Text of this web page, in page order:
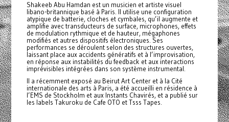
Shakeeb Abu Hamdan est un musicien et artiste visuel
libano-britannique basé à Paris. Il utilise une configuration
atypique de batterie, cloches et cymbales, qu’il augmente et
amplifie avec transducteurs de surface, microphones, effets
de modulation rythmique et de hauteur, mégaphones
modifiés et autres dispositifs électroniques. Ses
performances se déroulent selon des structures ouvertes,
laissant place aux accidents génératifs et à l’improvisation,
en réponse aux instabilités du feedback et aux interactions
imprévisibles intégrées dans son système instrumental.
Il a récemment exposé au Beirut Art Center et à la Cité
internationale des arts à Paris, a été accueilli en résidence à
l’EMS de Stockholm et aux Instants Chavirés, et a publié sur
les labels Takuroku de Cafe OTO et Tsss Tapes.